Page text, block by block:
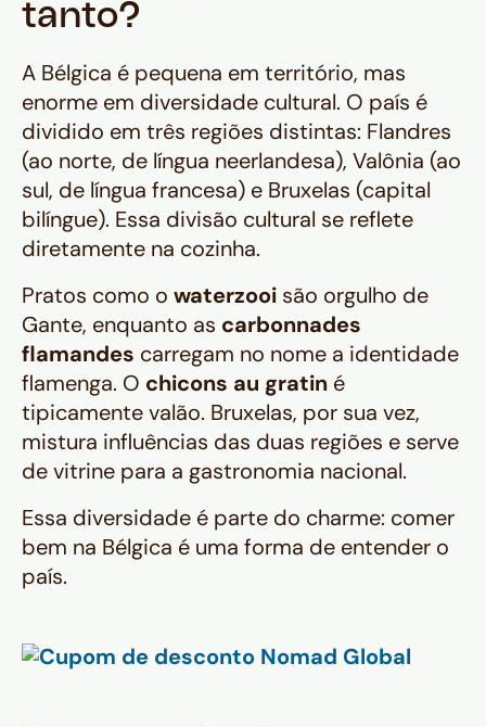
tanto?
A Bélgica é pequena em território, mas
enorme em diversidade cultural. O país é
dividido em três regiões distintas: Flandres
(ao norte, de língua neerlandesa), Valônia (ao
sul, de língua francesa) e Bruxelas (capital
bilíngue). Essa divisão cultural se reflete
diretamente na cozinha.
Pratos como o waterzooi são orgulho de
Gante, enquanto as carbonnades
flamandes carregam no nome a identidade
flamenga. O chicons au gratin é
tipicamente valão. Bruxelas, por sua vez,
mistura influências das duas regiões e serve
de vitrine para a gastronomia nacional.
Essa diversidade é parte do charme: comer
bem na Bélgica é uma forma de entender o
país.